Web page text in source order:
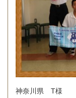
神奈川県 T様